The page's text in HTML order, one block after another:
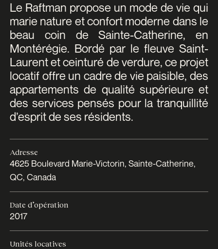
Le Raftman propose un mode de vie qui
marie nature et confort moderne dans le
beau coin de Sainte-Catherine, en
Montérégie. Bordé par le fleuve Saint-
Laurent et ceinturé de verdure, ce projet
locatif offre un cadre de vie paisible, des
appartements de qualité supérieure et
des services pensés pour la tranquillité
d’esprit de ses résidents.
Adresse
4625 Boulevard Marie-Victorin, Sainte-Catherine,
QC, Canada
Date d’opération
2017
Unités locatives